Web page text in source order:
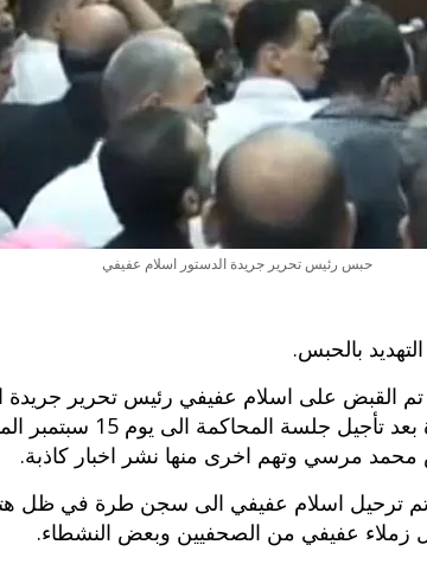
حبس رئيس تحرير جريدة الدستور اسلام عفيفي
بالحبس.
تم القبض على اسلام عفيفي رئيس تحرير
جنوب الجيزة بعد
محمد مرسي وتهم اخرى منها نشر اخبار كاذبة.
تم ترحيل اسلام عفيفي الى سجن طرة في ظل
زملاء عفيفي من الصحفيين وبعض النشطاء.